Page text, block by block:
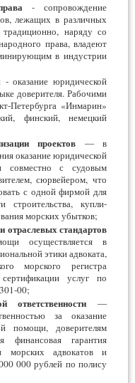
- сопровождение
лежащих в различных
наряду со
права, владеют
в индустрии
- оказание юридической
доверителя. Рабочими
Петербурга «Инмарин»
финский, немецкий
проектов — в
оказание юридической
совместно с судовым
сюрвейером, что
с одной фирмой для
строительства, купли-
морских убытков;
отраслевых стандартов
осуществляется в
этики адвоката,
морского регистра
услуг по
00;
ответственности —
за оказание
помощи, доверителям
финансовая гарантия
морских адвокатов и
000 рублей по полису